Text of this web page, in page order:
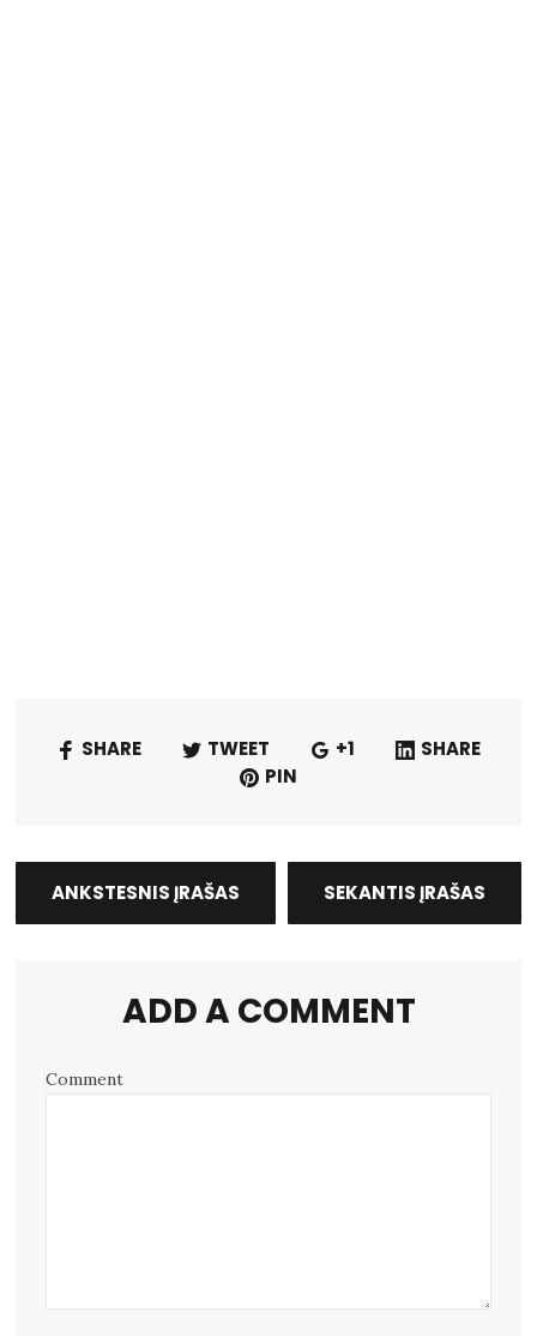
SHARE TWEET +1
SHARE
PIN
ANKSTESNIS ĮRAŠAS SEKANTIS ĮRAŠAS
ADD A COMMENT
Comment